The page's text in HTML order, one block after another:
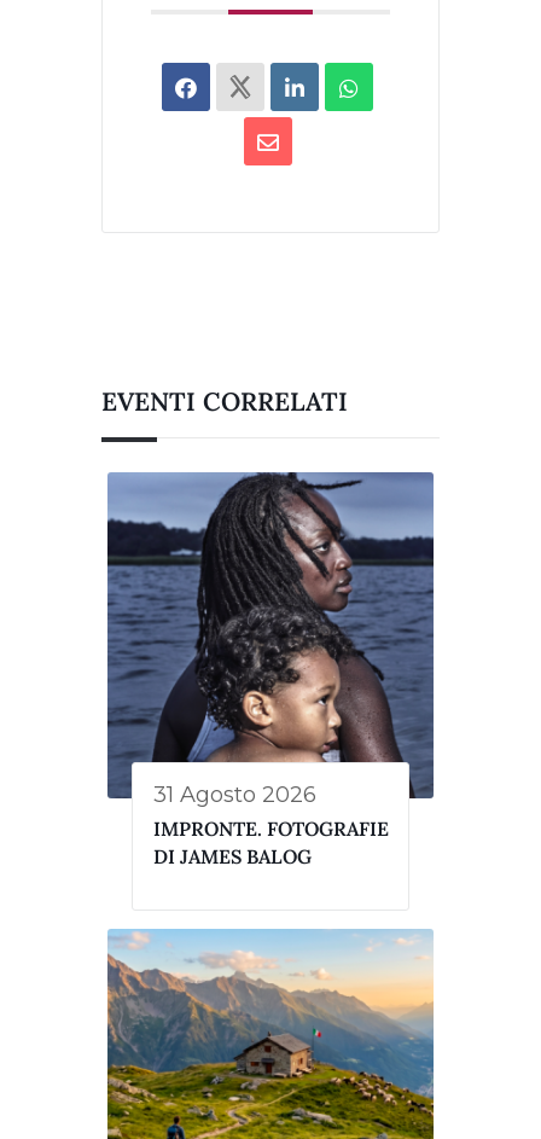
EVENTI CORRELATI
31 Agosto 2026
IMPRONTE. FOTOGRAFIE
DI JAMES BALOG